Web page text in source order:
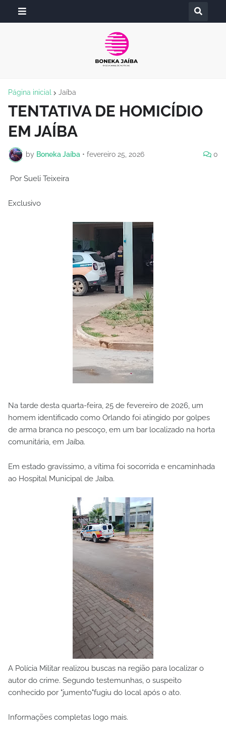
Página inicial Jaíba
TENTATIVA DE HOMICÍDIO
EM JAÍBA
by Boneka Jaíba • fevereiro 25, 2026 0
Por Sueli Teixeira
Exclusivo
Na tarde desta quarta-feira, 25 de fevereiro de 2026, um
homem identificado como Orlando foi atingido por golpes
de arma branca no pescoço, em um bar localizado na horta
comunitária, em Jaíba.
Em estado gravíssimo, a vítima foi socorrida e encaminhada
ao Hospital Municipal de Jaíba.
A Polícia Militar realizou buscas na região para localizar o
autor do crime. Segundo testemunhas, o suspeito
conhecido por "jumento"fugiu do local após o ato.
Informações completas logo mais.